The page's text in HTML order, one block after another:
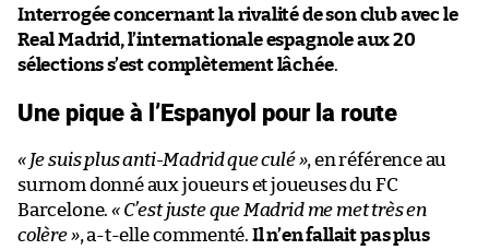
Interrogée concernant la rivalité de son club avec le
Real Madrid, l’internationale espagnole aux 20
sélections s’est complètement lâchée.
Une pique à l’Espanyol pour la route
« Je suis plus anti-Madrid que culé », en référence au
surnom donné aux joueurs et joueuses du FC
Barcelone.« C’est juste que Madrid me met très en
colère », a-t-elle commenté. Il n’en fallait pas plus